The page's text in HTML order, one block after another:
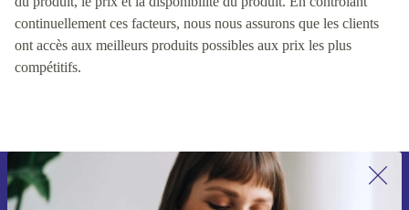
continuellement ces facteurs, nous nous assurons que les clients
ont accès aux meilleurs produits possibles aux prix les plus
compétitifs.
Recevoir offres et infos de refurbed